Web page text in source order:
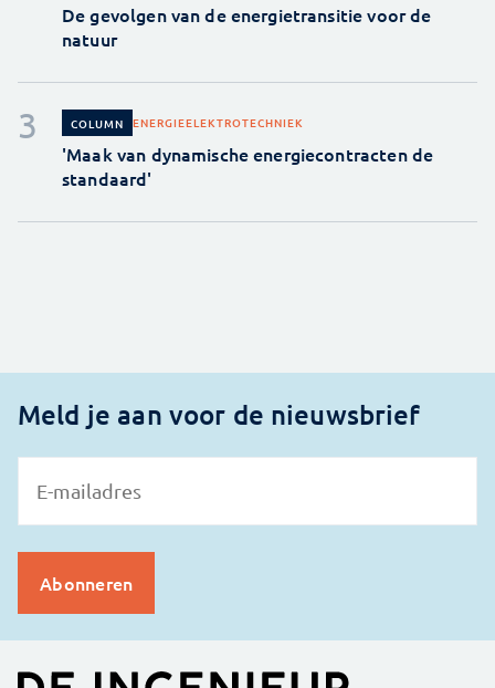
De gevolgen van de energietransitie voor de
natuur
COLUMN ENERGIEELEKTROTECHNIEK
'Maak van dynamische energiecontracten de
standaard'
Meld je aan voor de nieuwsbrief